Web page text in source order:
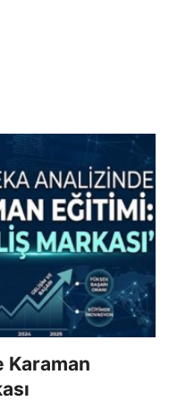
Karaman